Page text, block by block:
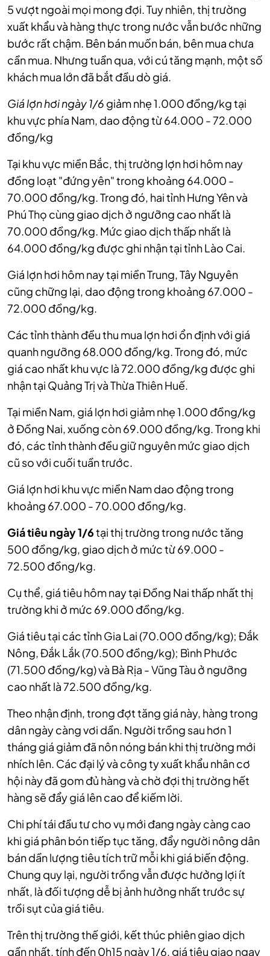
5 vượt ngoài mọi mong đợi. Tuy nhiên, thị trường
xuất khẩu và hàng thực trong nước vẫn bước những
bước rất chậm. Bên bán muốn bán, bên mua chưa
cần mua. Nhưng tuần qua, với cú tăng mạnh, một số
khách mua lớn đã bắt đầu dò giá.
Giá lợn hơi ngày 1/6 giảm nhẹ 1.000 đồng/kg tại
khu vực phía Nam, dao động từ 64.000 - 72.000
đồng/kg
Tại khu vực miền Bắc, thị trường lợn hơi hôm nay
đồng loạt "đứng yên"trong khoảng 64.000 -
70.000 đồng/kg.Trong đó, hai tỉnh Hưng Yên và
Phú Thọ cùng giao dịch ở ngưỡng cao nhất là
70.000 đồng/kg. Mức giao dịch thấp nhất là
64.000 đồng/kg được ghi nhận tại tỉnh Lào Cai.
Giá lợn hơi hôm nay tại miền Trung, Tây Nguyên
cũng chững lại, dao động trong khoảng 67.000 -
72.000 đồng/kg.
Các tỉnh thành đều thu mua lợn hơi ổn định với giá
quanh ngưỡng 68.000 đồng/kg.Trong đó, mức
giá cao nhất khu vực là 72.000 đồng/kg được ghi
nhận tại Quảng Trị và Thừa Thiên Huế.
Tại miền Nam, giá lợn hơi giảm nhẹ 1.000 đồng/kg
ở Đồng Nai, xuống còn 69.000 đồng/kg. Trong khi
đó, các tỉnh thành đều giữ nguyên mức giao dịch
cũ so với cuối tuần trước.
Giá lợn hơi khu vực miền Nam dao động trong
khoảng 67.000 - 70.000 đồng/kg.
Giá tiêu ngày 1/6tại thị trường trong nước tăng
500 đồng/kg, giao dịch ở mức từ 69.000 -
72.500 đồng/kg.
Cụ thể, giá tiêu hôm nay tại Đồng Nai thấp nhất thị
trường khi ở mức 69.000 đồng/kg.
Giá tiêu tại các tỉnh Gia Lai (70.000 đồng/kg); Đắk
Nông, Đắk Lắk (70.500 đồng/kg); Bình Phước
(71.500 đồng/kg) và Bà Rịa - Vũng Tàu ở ngưỡng
cao nhất là 72.500 đồng/kg.
Theo nhận định, trong đợt tăng giá này, hàng trong
dân ngày càng vơi dần. Người trồng sau hơn 1
tháng giá giảm đã nôn nóng bán khi thị trường mới
nhích lên. Các đại lý và công ty xuất khẩu nhân cơ
hội này đã gom đủ hàng và chờ đợi thị trường hết
hàng sẽ đẩy giá lên cao để kiếm lời.
Chi phí tái đầu tư cho vụ mới đang ngày càng cao
khi giá phân bón tiếp tục tăng, đẩy người nông dân
bán dần lượng tiêu tích trữ mỗi khi giá biến động.
Chung quy lại, người trồng vẫn được hưởng lợi ít
nhất, là đối tượng dễ bị ảnh hưởng nhất trước sự
trồi sụt của giá tiêu.
Trên thị trường thế giới, kết thúc phiên giao dịch
gần nhất, tính đến 0h15 ngày 1/6, giá tiêu giao ngay